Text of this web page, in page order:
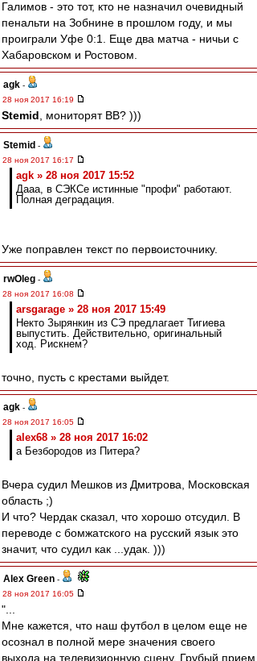
Галимов - это тот, кто не назначил очевидный
пенальти на Зобнине в прошлом году, и мы
проиграли Уфе 0:1. Еще два матча - ничьи с
Хабаровском и Ростовом.
agk -
28 ноя 2017 16:19
Stemid , мониторят ВВ? )))
Stemid -
28 ноя 2017 16:17
agk » 28 ноя 2017 15:52
Дааа, в СЭКСе истинные "профи" работают.
Полная деградация.
Уже поправлен текст по первоисточнику.
rwOleg -
28 ноя 2017 16:08
arsgarage » 28 ноя 2017 15:49
Некто Зырянкин из СЭ предлагает Тигиева
выпустить. Действительно, оригинальный
ход. Рискнем?
точно, пусть с крестами выйдет.
agk -
28 ноя 2017 16:05
alex68 » 28 ноя 2017 16:02
а Безбородов из Питера?
Вчера судил Мешков из Дмитрова, Московская
область ;)
И что? Чердак сказал, что хорошо отсудил. В
переводе с бомжатского на русский язык это
значит, что судил как ...удак. )))
Alex Green -
28 ноя 2017 16:05
"...
Мне кажется, что наш футбол в целом еще не
осознал в полной мере значения своего
выхода на телевизионную сцену. Грубый прием